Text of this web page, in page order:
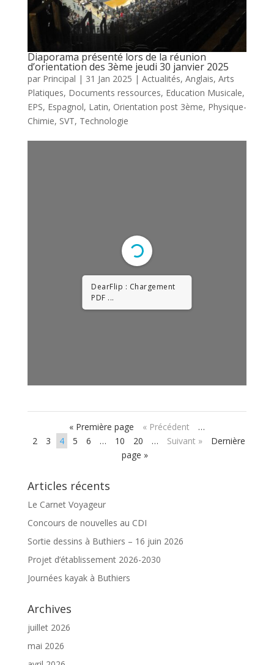
Diaporama présenté lors de la réunion
d’orientation des 3ème jeudi 30 janvier 2025
par Principal | 31 Jan 2025 | Actualités, Anglais, Arts
Platiques, Documents ressources, Education Musicale,
EPS, Espagnol, Latin, Orientation post 3ème, Physique-
Chimie, SVT, Technologie
DearFlip : Chargement
PDF 49% ...
« Première page « Précédent
…
2
3 4 5 6 … 10 20 … Suivant »
Dernière
page »
Articles récents
Le Carnet Voyageur
Concours de nouvelles au CDI
Sortie dessins à Buthiers – 16 juin 2026
Projet d’établissement 2026-2030
Journées kayak à Buthiers
Archives
juillet 2026
mai 2026